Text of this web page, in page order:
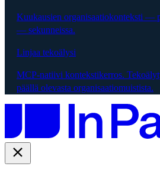
Kuukausien organisaatiokonteksti —
— sekunneissa.
Linjaa tekoälysi
MCP-natiivi kontekstikerros.
päällä olevasta organisaatiomuistista.